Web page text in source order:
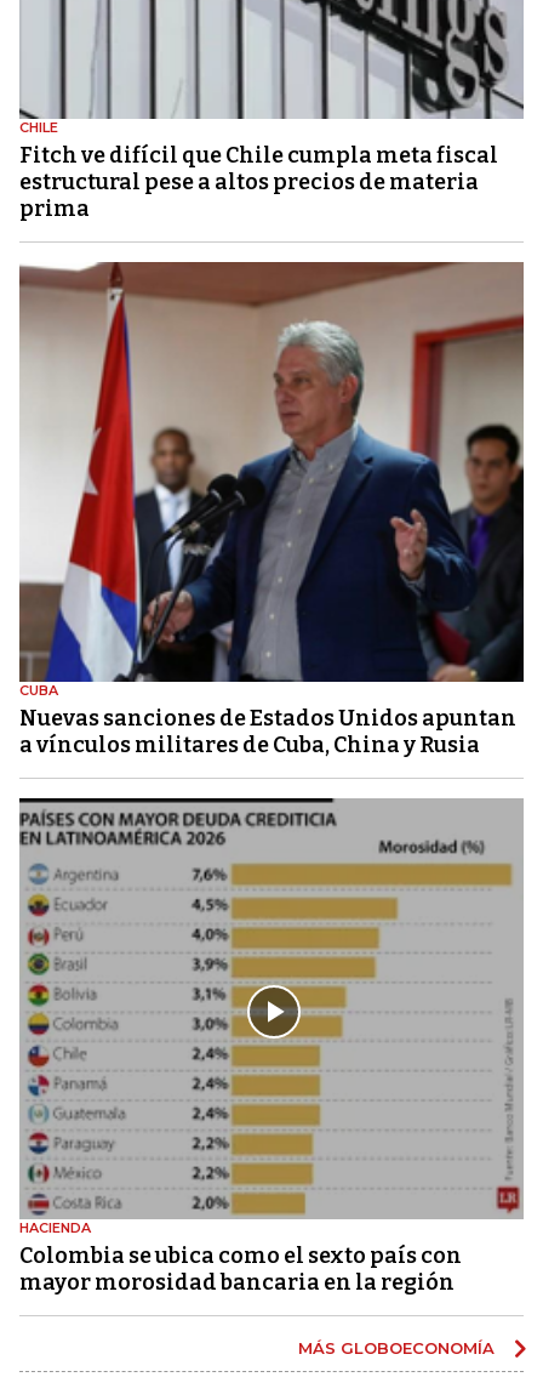
CHILE
Fitch ve difícil que Chile cumpla meta fiscal
estructural pese a altos precios de materia
prima
CUBA
Nuevas sanciones de Estados Unidos apuntan
a vínculos militares de Cuba, China y Rusia
HACIENDA
Colombia se ubica como el sexto país con
mayor morosidad bancaria en la región
MÁS GLOBOECONOMÍA